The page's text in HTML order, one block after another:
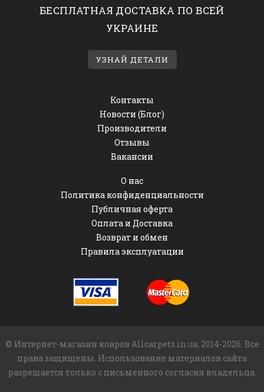
БЕСПЛАТНАЯ ДОСТАВКА ПО ВСЕЙ
УКРАИНЕ
УЗНАЙ ДЕТАЛИ
Контакты
Новости (Блог)
Производители
Отзывы
Вакансии
О нас
Политика конфиденциальности
Публичная оферта
Оплата и Доставка
Возврат и обмен
Правила эксплуатации
© Интернет-магазин ковров Allcarpets.in.ua, 2014-2026. Все
права защищены. Использование материалов сайта
разрешается только с письменного согласия владельца.